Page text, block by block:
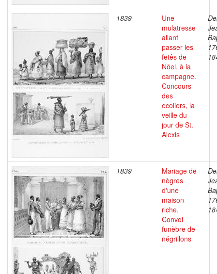
1839
Une
mulatresse
allant
passer les
fetês de
Nöel, à la
campagne.
Concours
des
ecoliers, la
veille du
jour de St.
Alexis
1839
Mariage de
nègres
d'une
maison
riche.
Convoi
funèbre de
négrillons